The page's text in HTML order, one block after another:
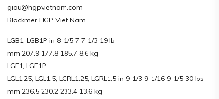
giau@hgpvietnam.com
Blackmer HGP Viet Nam
LGB1, LGB1P in 8-1/5 7 7-1/3 19 lb
mm 207.9 177.8 185.7 8.6 kg
LGF1, LGF1P
LGL1.25, LGL1.5, LGRL1.25, LGRL1.5 in 9-1/3 9-1/16 9-1/5 30 lbs
mm 236.5 230.2 233.4 13.6 kg